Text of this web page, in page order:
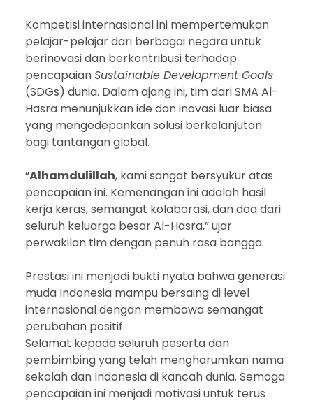
Kompetisi internasional ini mempertemukan
pelajar-pelajar dari berbagai negara untuk
berinovasi dan berkontribusi terhadap
pencapaianSustainable Development Goals
(SDGs) dunia. Dalam ajang ini, tim dari SMA Al-
Hasra menunjukkan ide dan inovasi luar biasa
yang mengedepankan solusi berkelanjutan
bagi tantangan global.
“Alhamdulillah, kami sangat bersyukur atas
pencapaian ini. Kemenangan ini adalah hasil
kerja keras, semangat kolaborasi, dan doa dari
seluruh keluarga besar Al-Hasra,” ujar
perwakilan tim dengan penuh rasa bangga.
Prestasi ini menjadi bukti nyata bahwa generasi
muda Indonesia mampu bersaing di level
internasional dengan membawa semangat
perubahan positif.
Selamat kepada seluruh peserta dan
pembimbing yang telah mengharumkan nama
sekolah dan Indonesia di kancah dunia. Semoga
pencapaian ini menjadi motivasi untuk terus